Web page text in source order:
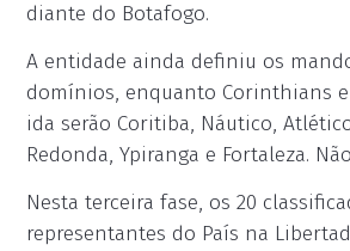
diante do Botafogo.
A entidade ainda definiu os
domínios, enquanto Corinthians
ida serão Coritiba, Náutico,
Redonda, Ypiranga e Fortaleza.
Nesta terceira fase, os 20
representantes do País na